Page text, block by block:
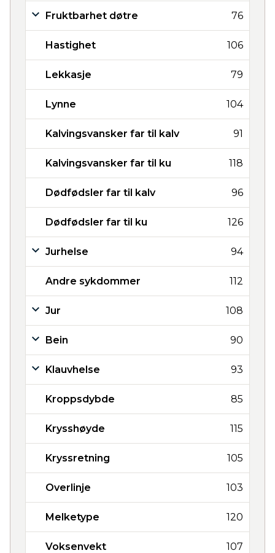
Fruktbarhet døtre 76
Hastighet 106
Lekkasje 79
Lynne 104
Kalvingsvansker far til kalv 91
Kalvingsvansker far til ku 118
Dødfødsler far til kalv 96
Dødfødsler far til ku 126
Jurhelse 94
Andre sykdommer 112
Jur 108
Bein 90
Klauvhelse 93
Kroppsdybde 85
Krysshøyde 115
Kryssretning 105
Overlinje 103
Melketype 120
Voksenvekt 107